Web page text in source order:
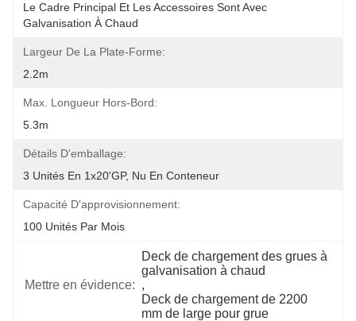
Le Cadre Principal Et Les Accessoires Sont Avec
Galvanisation À Chaud
Largeur De La Plate-Forme:
2.2m
Max. Longueur Hors-Bord:
5.3m
Détails D'emballage:
3 Unités En 1x20'GP, Nu En Conteneur
Capacité D'approvisionnement:
100 Unités Par Mois
Mettre en évidence:
Deck de chargement des grues à
galvanisation à chaud
,
Deck de chargement de 2200
mm de large pour grue